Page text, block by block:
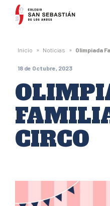
Colegio
San
Sebastián
de
Los
Andes
Inicio » Noticias » Olimpiada
18 de Octubre, 2023
CIRCO